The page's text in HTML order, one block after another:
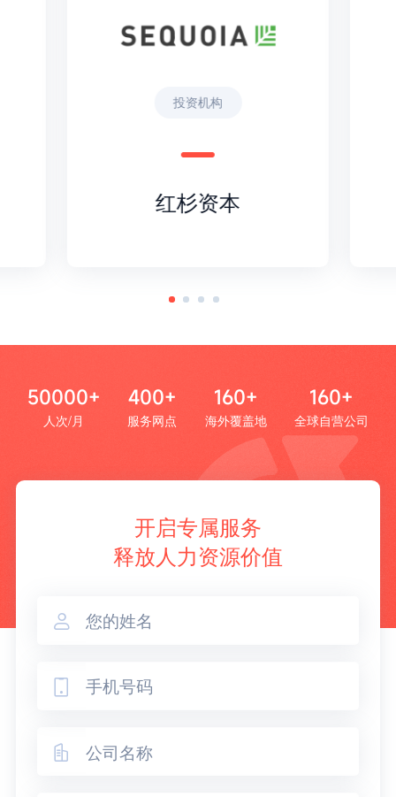
投资机构
红杉资本
50000+
人次/月
400+
服务网点
160+
海外覆盖地
160+
全球自营公司
开启专属服务
释放人力资源价值


